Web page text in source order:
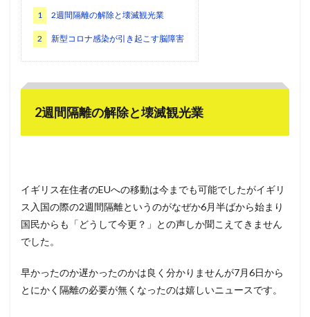
1 2週間隔離の解除と壊滅観光業
2 新型コロナ感染が引き起こす脳障害
2週間隔離の解除と壊滅観光業
イギリス在住者のEUへの移動は今までも可能でしたがイギリ
ス入国の際の2週間隔離というのがなぜか6月半ばから始まり
国民からも「どうして今更？」との声しか聞こえてきません
でした。
早かったのか遅かったのかは良く分かりませんが7月6日から
とにかく隔離の必要が無くなったのは嬉しいニュースです。